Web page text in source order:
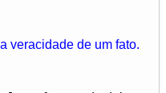
veracidade de um fato.